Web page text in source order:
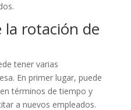
la rotación de
tener varias
En primer lugar, puede
términos de tiempo y
a nuevos empleados.